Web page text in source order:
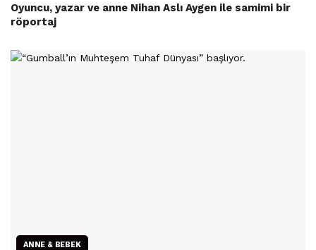
Oyuncu, yazar ve anne Nihan Aslı Aygen ile samimi bir
röportaj
ANNE & BEBEK